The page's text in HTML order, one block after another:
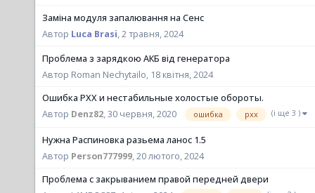
Заміна модуля запалювання на Сенс
Автор Luca Brasi,2 травня, 2024
Проблема з зарядкою АКБ від генератора
Автор Roman Nechytailo, 18 квітня, 2024
Ошибка РХХ и нестабильные холостые обороты.
Автор Denz82,30 червня, 2020 ошибка рхх (і ще 3 )
Нужна Распиновка разьема ланос 1.5
Автор Person777999,20 лютого, 2024
Проблема с закрыванием правой передней двери